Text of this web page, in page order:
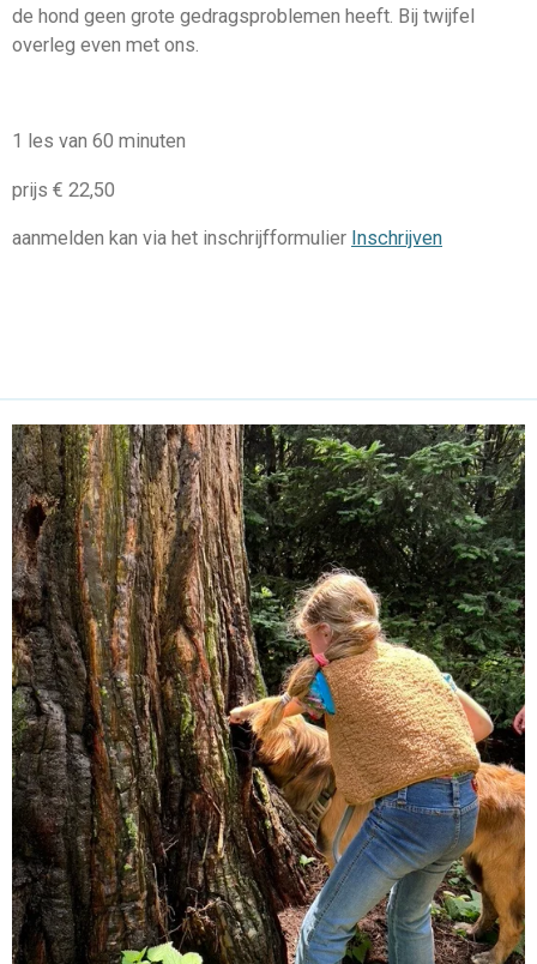
de hond geen grote gedragsproblemen heeft. Bij twijfel
overleg even met ons.
1 les van 60 minuten
prijs € 22,50
aanmelden kan via het inschrijfformulier Inschrijven